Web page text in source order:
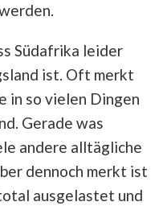
Südafrika leider
ist. Oft merkt
in so vielen Dingen
Gerade was
andere alltägliche
dennoch merkt ist
ausgelastet und